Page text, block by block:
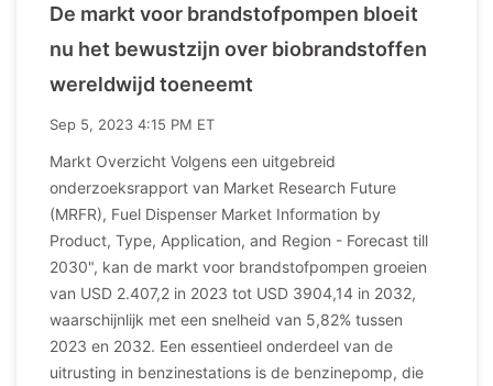
De markt voor brandstofpompen bloeit
nu het bewustzijn over biobrandstoffen
wereldwijd toeneemt
Sep 5, 2023 4:15 PM ET
Markt Overzicht Volgens een uitgebreid
onderzoeksrapport van Market Research Future
(MRFR), Fuel Dispenser Market Information by
Product, Type, Application, and Region - Forecast till
2030", kan de markt voor brandstofpompen groeien
van USD 2.407,2 in 2023 tot USD 3904,14 in 2032,
waarschijnlijk met een snelheid van 5,82% tussen
2023 en 2032. Een essentieel onderdeel van de
uitrusting in benzinestations is de benzinepomp, die